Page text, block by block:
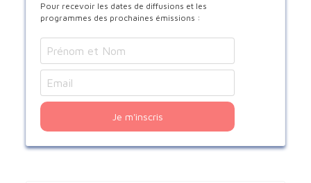
Pour recevoir les dates de diffusions et les
programmes des prochaines émissions :
Je m'inscris